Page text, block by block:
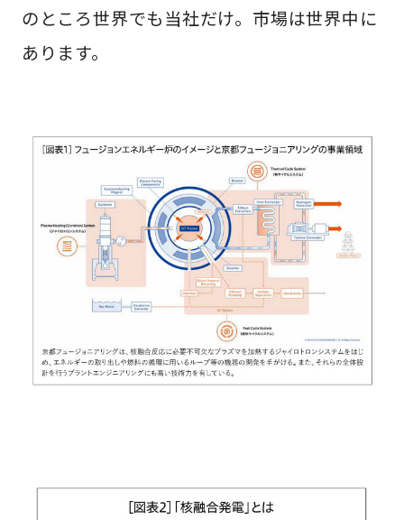
のところ世界でも当社だけ。市場は世界中に
あります。